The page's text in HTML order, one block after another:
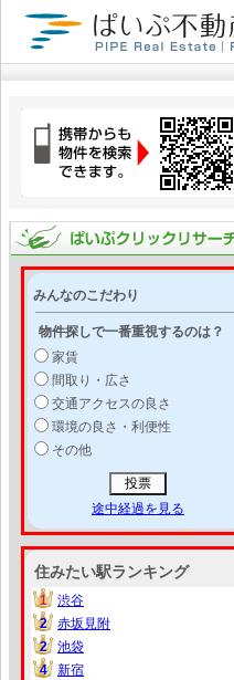
みんなのこだわり
物件探しで一番重視するのは？
家賃
間取り・広さ
交通アクセスの良さ
環境の良さ・利便性
その他
途中経過を見る
住みたい駅ランキング
1
1
渋谷
2
2
赤坂見附
2
2
池袋
4
4
新宿